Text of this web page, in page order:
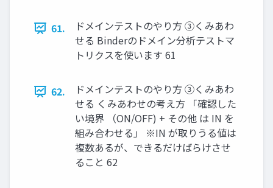
61.
ドメインテストのやり方 ③くみあわ
せる Binderのドメイン分析テストマ
トリクスを使います 61
62.
ドメインテストのやり方 ③くみあわ
せる くみあわせの考え方 「確認した
い境界 （ON/OFF) + その他 は IN を
組み合わせる」 ※IN が取りうる値は
複数あるが、できるだけばらけさせ
ること 62